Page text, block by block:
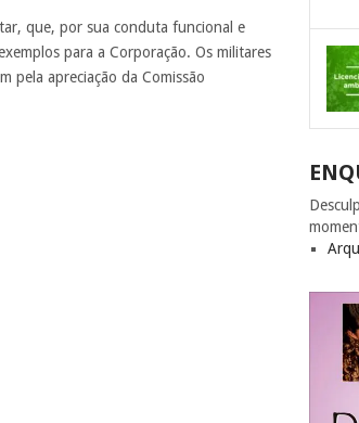
que, por sua conduta funcional e
para a Corporação. Os militares
pela apreciação da Comissão